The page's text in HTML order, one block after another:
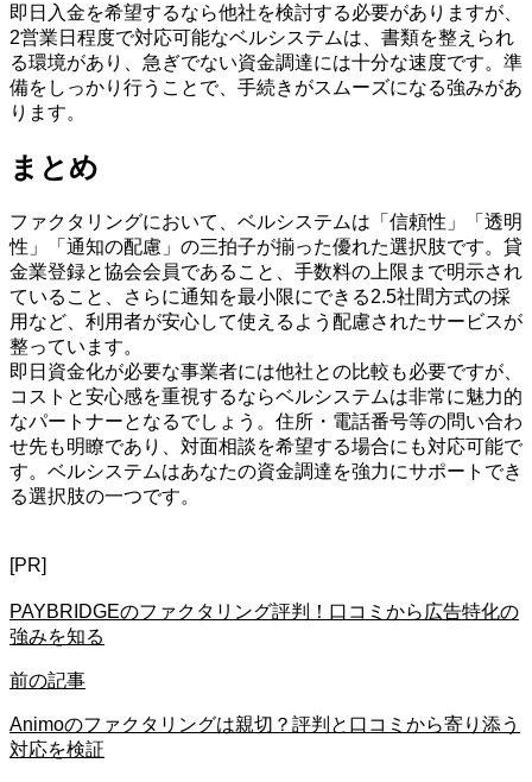
即日入金を希望するなら他社を検討する必要がありますが、
2営業日程度で対応可能なベルシステムは、書類を整えられ
る環境があり、急ぎでない資金調達には十分な速度です。準
備をしっかり行うことで、手続きがスムーズになる強みがあ
ります。
まとめ
ファクタリングにおいて、ベルシステムは「信頼性」「透明
性」「通知の配慮」の三拍子が揃った優れた選択肢です。貸
金業登録と協会会員であること、手数料の上限まで明示され
ていること、さらに通知を最小限にできる2.5社間方式の採
用など、利用者が安心して使えるよう配慮されたサービスが
整っています。
即日資金化が必要な事業者には他社との比較も必要ですが、
コストと安心感を重視するならベルシステムは非常に魅力的
なパートナーとなるでしょう。住所・電話番号等の問い合わ
せ先も明瞭であり、対面相談を希望する場合にも対応可能で
す。ベルシステムはあなたの資金調達を強力にサポートでき
る選択肢の一つです。
[PR]
PAYBRIDGEのファクタリング評判！口コミから広告特化の
強みを知る
前の記事
Animoのファクタリングは親切？評判と口コミから寄り添う
対応を検証